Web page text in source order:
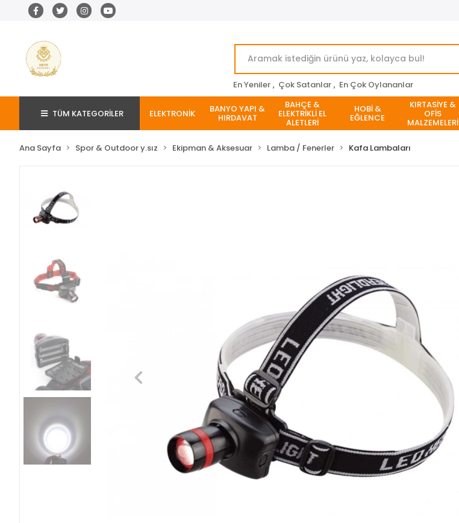
En Yeniler , Çok Satanlar , En Çok Oylananlar
TÜM KATEGORİLER ELEKTRONİK BANYO YAPI &
HIRDAVAT
BAHÇE &
ELEKTRİKLİ EL
ALETLERİ
HOBİ &
EĞLENCE
KIRTASİYE &
OFİS
MALZEMELERİ
Ana Sayfa Spor & Outdoor y.sız Ekipman & Aksesuar Lamba / Fenerler Kafa Lambaları